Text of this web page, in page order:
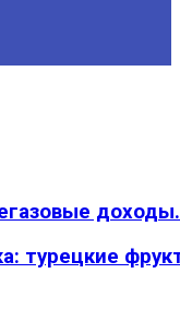
турецкие